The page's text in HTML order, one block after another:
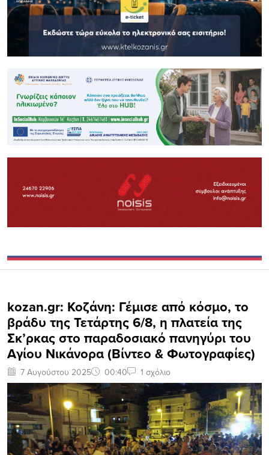
kozan.gr: Κοζάνη: Γέμισε από κόσμο, το
βράδυ της Τετάρτης 6/8, η πλατεία της
Σκ’ρκας στο παραδοσιακό πανηγύρι του
Αγίου Νικάνορα (Βίντεο & Φωτογραφίες)
7 Αυγούστου 2025 00:40 1 σχόλιο